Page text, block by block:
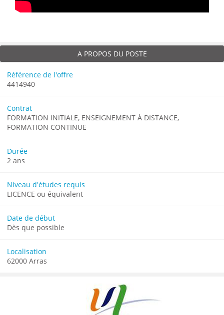
A PROPOS DU POSTE
Référence de l'offre
4414940
Contrat
FORMATION INITIALE, ENSEIGNEMENT À DISTANCE,
FORMATION CONTINUE
Durée
2 ans
Niveau d'études requis
LICENCE ou équivalent
Date de début
Dès que possible
Localisation
62000 Arras